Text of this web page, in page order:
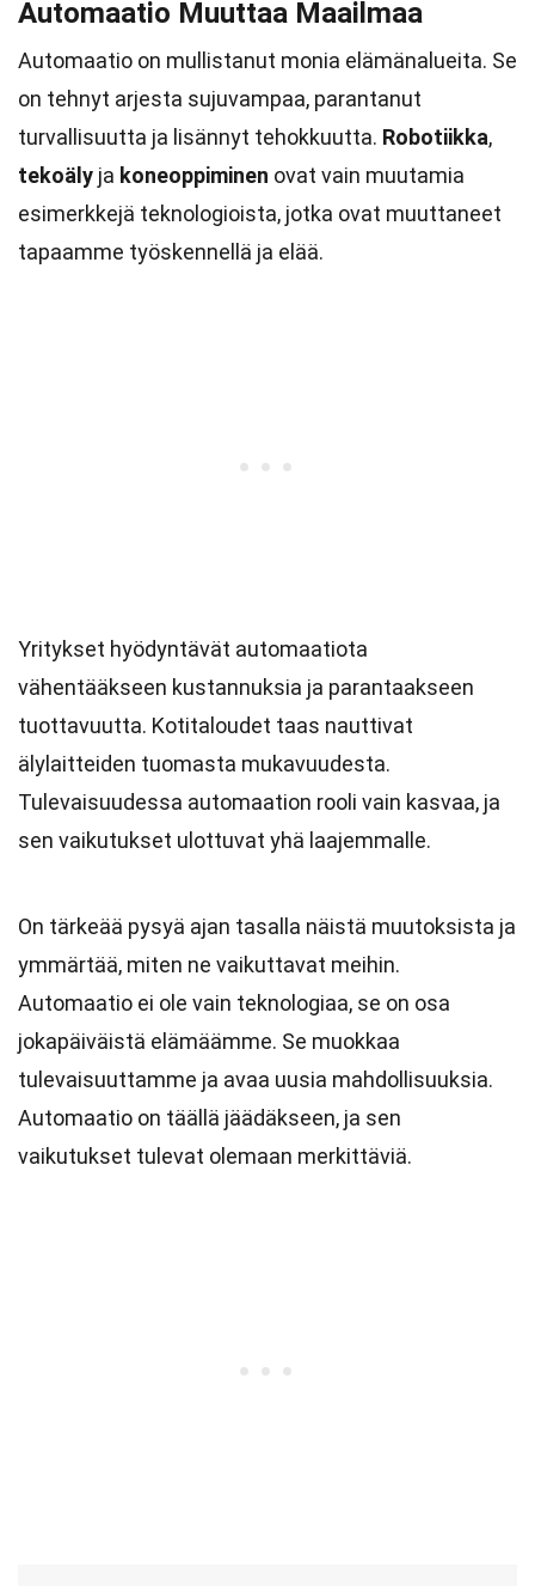
Automaatio Muuttaa Maailmaa
Automaatio on mullistanut monia elämänalueita. Se
on tehnyt arjesta sujuvampaa, parantanut
turvallisuutta ja lisännyt tehokkuutta. Robotiikka,
tekoäly ja koneoppiminen ovat vain muutamia
esimerkkejä teknologioista, jotka ovat muuttaneet
tapaamme työskennellä ja elää.
Yritykset hyödyntävät automaatiota
vähentääkseen kustannuksia ja parantaakseen
tuottavuutta. Kotitaloudet taas nauttivat
älylaitteiden tuomasta mukavuudesta.
Tulevaisuudessa automaation rooli vain kasvaa, ja
sen vaikutukset ulottuvat yhä laajemmalle.
On tärkeää pysyä ajan tasalla näistä muutoksista ja
ymmärtää, miten ne vaikuttavat meihin.
Automaatio ei ole vain teknologiaa, se on osa
jokapäiväistä elämäämme. Se muokkaa
tulevaisuuttamme ja avaa uusia mahdollisuuksia.
Automaatio on täällä jäädäkseen, ja sen
vaikutukset tulevat olemaan merkittäviä.